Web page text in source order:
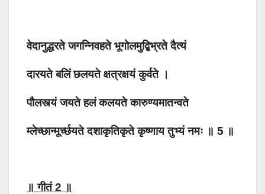
वेदानुद्धरते जगन्निवहते भूगोलमुद्बिभ्रते दैत्यं
दारयते बलिं छलयते क्षत्रक्षयं कुर्वते ।
पौलस्त्यं जयते हलं कलयते कारुण्यमातन्वते
म्लेच्छान्मूर्च्छयते दशाकृतिकृते कृष्णाय तुभ्यं नमः ॥ 5 ॥
॥ गीतं 2 ॥